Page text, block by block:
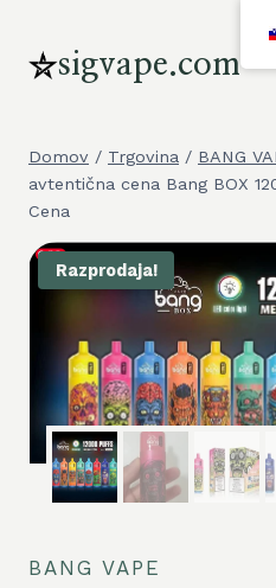
vsebinosigvape.com
Domov / Trgovina / BANG
avtentična cena Bang BOX
Cena
Razprodaja!
BANG VAPE